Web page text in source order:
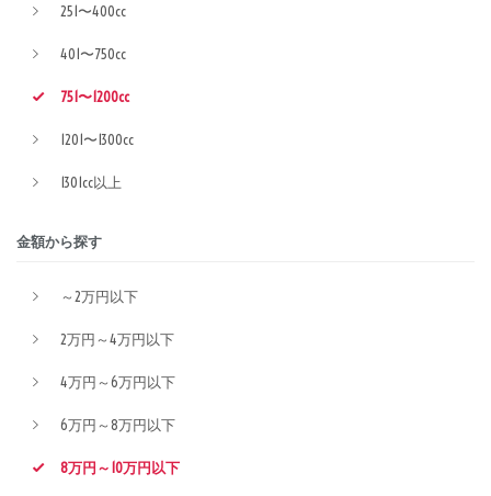
251〜400cc
401〜750cc
751〜1200cc
1201〜1300cc
1301cc以上
金額から探す
～2万円以下
2万円～4万円以下
4万円～6万円以下
6万円～8万円以下
8万円～10万円以下